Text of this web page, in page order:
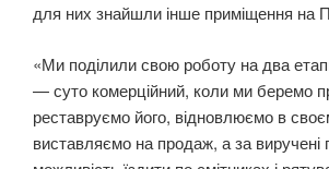
для них знайшли інше приміщення на
«Ми поділили свою роботу на два
— суто комерційний, коли ми беремо
реставруємо його, відновлюємо в
виставляємо на продаж, а за виручені